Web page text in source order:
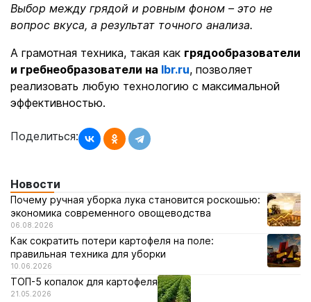
Выбор между грядой и ровным фоном – это не
вопрос вкуса, а результат точного анализа.
А грамотная техника, такая как грядообразователи
и гребнеобразователи на lbr.ru, позволяет
реализовать любую технологию с максимальной
эффективностью.
Поделиться:
Новости
Почему ручная уборка лука становится роскошью:
экономика современного овощеводства
06.08.2026
Как сократить потери картофеля на поле:
правильная техника для уборки
10.06.2026
ТОП-5 копалок для картофеля
21.05.2026